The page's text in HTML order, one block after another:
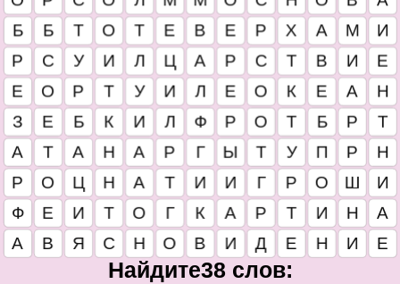
Найдите38 слов: